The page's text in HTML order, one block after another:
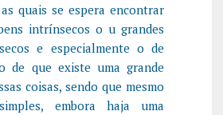
quais se espera encontrar
intrínsecos o u grandes
e especialmente o de
de que existe uma grande
coisas, sendo que mesmo
embora haja uma